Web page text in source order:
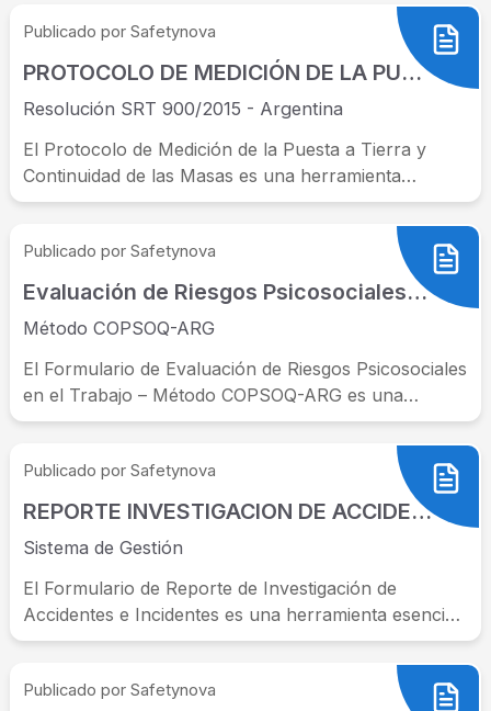
Publicado por Safetynova
PROTOCOLO DE MEDICIÓN DE LA PUESTA A TIERRA Y CONTINUIDAD DE LAS MASAS
Resolución SRT 900/2015 - Argentina
El Protocolo de Medición de la Puesta a Tierra y
Continuidad de las Masas es una herramienta
fundamental para garantizar...
Publicado por Safetynova
Evaluación de Riesgos Psicosociales en el trabajo
Método COPSOQ-ARG
El Formulario de Evaluación de Riesgos Psicosociales
en el Trabajo – Método COPSOQ-ARG es una
herramienta diseñada para medir el...
Publicado por Safetynova
REPORTE INVESTIGACION DE ACCIDENTES – INCIDENTES
Sistema de Gestión
El Formulario de Reporte de Investigación de
Accidentes e Incidentes es una herramienta esencial
para los gerentes de seguridad y...
Publicado por Safetynova